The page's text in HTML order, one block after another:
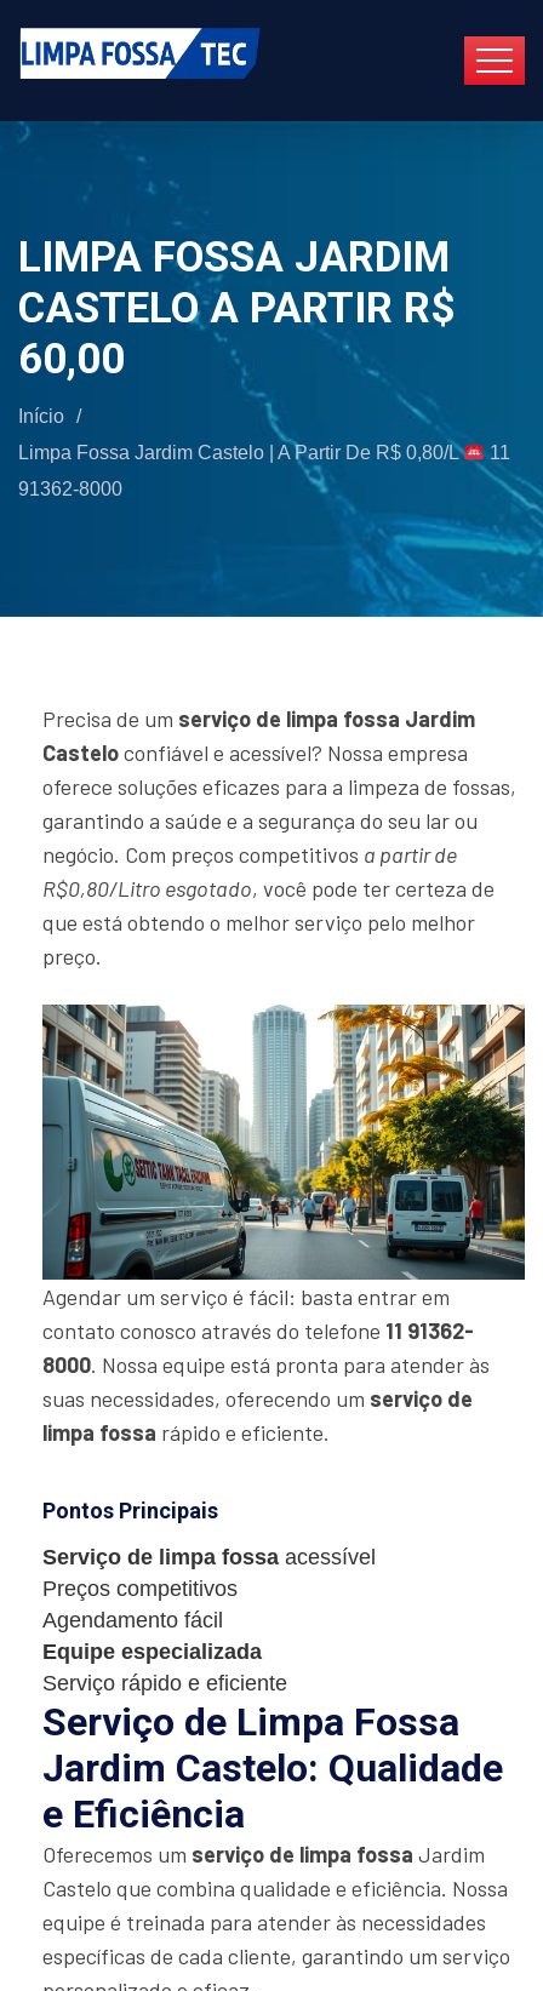
LIMPA FOSSA JARDIM
CASTELO A PARTIR R$
60,00
Início /
Limpa Fossa Jardim Castelo | A Partir De R$ 0,80/L
11
91362-8000
Precisa de um serviço de limpa fossa Jardim
Casteloconfiável e acessível? Nossa empresa
oferece soluções eficazes para a limpeza de fossas,
garantindo a saúde e a segurança do seu lar ou
negócio. Com preços competitivos a partir de
R$0,80/Litro esgotado, você pode ter certeza de
que está obtendo o melhor serviço pelo melhor
preço.
Agendar um serviço é fácil: basta entrar em
contato conosco através do telefone 11 91362-
8000. Nossa equipe está pronta para atender às
suas necessidades, oferecendo um serviço de
limpa fossa rápido e eficiente.
Pontos Principais
Serviço de limpa fossa acessível
Preços competitivos
Agendamento fácil
Equipe especializada
Serviço rápido e eficiente
Serviço de Limpa Fossa
Jardim Castelo: Qualidade
e Eficiência
Oferecemos um serviço de limpa fossa Jardim
Castelo que combina qualidade e eficiência. Nossa
equipe é treinada para atender às necessidades
específicas de cada cliente, garantindo um serviço